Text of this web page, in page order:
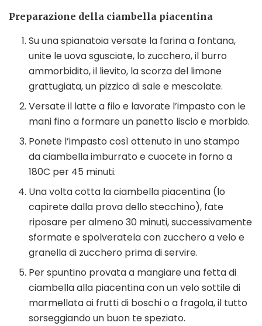
Preparazione della ciambella piacentina
Su una spianatoia versate la farina a fontana,
unite le uova sgusciate, lo zucchero, il burro
ammorbidito, il lievito, la scorza del limone
grattugiata, un pizzico di sale e mescolate.
Versate il latte a filo e lavorate l’impasto con le
mani fino a formare un panetto liscio e morbido.
Ponete l’impasto così ottenuto in uno stampo
da ciambella imburrato e cuocete in forno a
180C per 45 minuti.
Una volta cotta la ciambella piacentina (lo
capirete dalla prova dello stecchino), fate
riposare per almeno 30 minuti, successivamente
sformate e spolveratela con zucchero a velo e
granella di zucchero prima di servire.
Per spuntino provata a mangiare una fetta di
ciambella alla piacentina con un velo sottile di
marmellata ai frutti di boschi o a fragola, il tutto
sorseggiando un buon te speziato.